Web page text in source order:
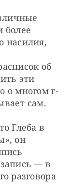
более
насилия,
об
эти
о многом г-
сам.
Глеба в
он
— в
разговора